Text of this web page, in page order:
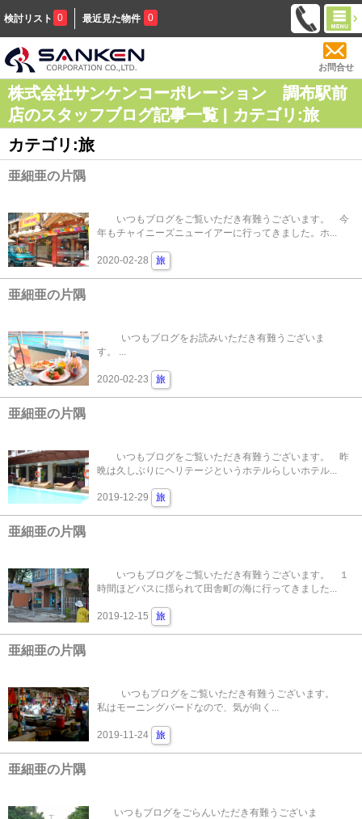
検討リスト 0 最近見た物件 0
お問合せ
株式会社サンケンコーポレーション 調布駅前
店のスタッフブログ記事一覧 | カテゴリ:旅
カテゴリ:旅
亜細亜の片隅
いつもブログをご覧いただき有難うございます。 今
年もチャイニーズニューイアーに行ってきました。ホ...
2020-02-28 旅
亜細亜の片隅
いつもブログをお読みいただき有難うございま
す。 ...
2020-02-23 旅
亜細亜の片隅
いつもブログをご覧いただき有難うございます。 昨
晩は久しぶりにヘリテージというホテルらしいホテル...
2019-12-29 旅
亜細亜の片隅
いつもブログをご覧いただき有難うございます。 １
時間ほどバスに揺られて田舎町の海に行ってきました...
2019-12-15 旅
亜細亜の片隅
いつもブログをご覧いただき有難うございます。
私はモーニングバードなので、気が向く...
2019-11-24 旅
亜細亜の片隅
いつもブログをごらんいただき有難うございま